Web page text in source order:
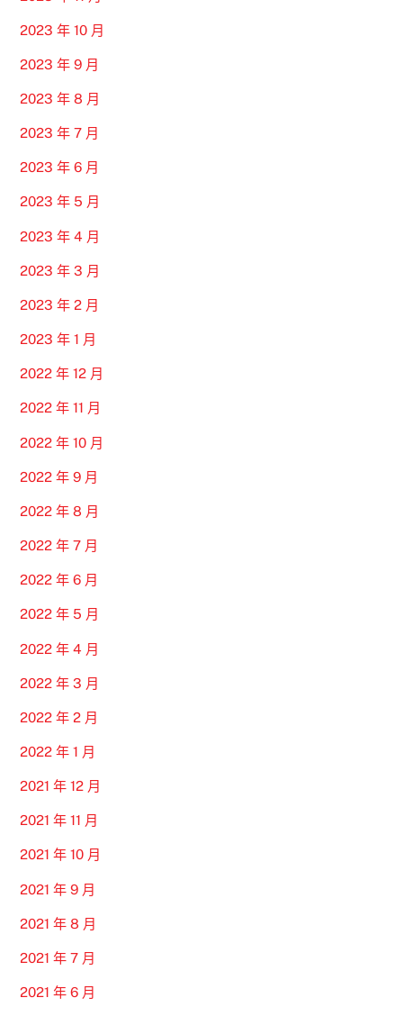
2023 年 10 月
2023 年 9 月
2023 年 8 月
2023 年 7 月
2023 年 6 月
2023 年 5 月
2023 年 4 月
2023 年 3 月
2023 年 2 月
2023 年 1 月
2022 年 12 月
2022 年 11 月
2022 年 10 月
2022 年 9 月
2022 年 8 月
2022 年 7 月
2022 年 6 月
2022 年 5 月
2022 年 4 月
2022 年 3 月
2022 年 2 月
2022 年 1 月
2021 年 12 月
2021 年 11 月
2021 年 10 月
2021 年 9 月
2021 年 8 月
2021 年 7 月
2021 年 6 月